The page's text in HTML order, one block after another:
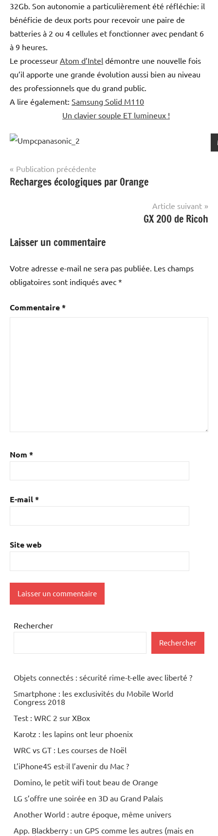
32Gb. Son autonomie a particulièrement été réfléchie: il
bénéficie de deux ports pour recevoir une paire de
batteries à 2 ou 4 cellules et fonctionner avec pendant 6
à 9 heures.
Le processeur Atom d’Intel démontre une nouvelle fois
qu’il apporte une grande évolution aussi bien au niveau
des professionnels que du grand public.
A lire également: Samsung Solid M110
Un clavier souple ET lumineux !
Navigation
de
Publication précédente
Recharges écologiques par Orange
Article suivant
GX 200 de Ricoh
Laisser un commentaire
Votre adresse e-mail ne sera pas publiée. Les champs
obligatoires sont indiqués avec *
Commentaire*
Nom *
E-mail*
Site web
Rechercher
Rechercher
Objets connectés : sécurité rime-t-elle avec liberté ?
Smartphone : les exclusivités du Mobile World
Congress 2018
Test : WRC 2 sur XBox
Karotz : les lapins ont leur phoenix
WRC vs GT : Les courses de Noël
L’iPhone4S est-il l’avenir du Mac ?
Domino, le petit wifi tout beau de Orange
LG s’offre une soirée en 3D au Grand Palais
Another World : autre époque, même univers
App. Blackberry : un GPS comme les autres (mais en